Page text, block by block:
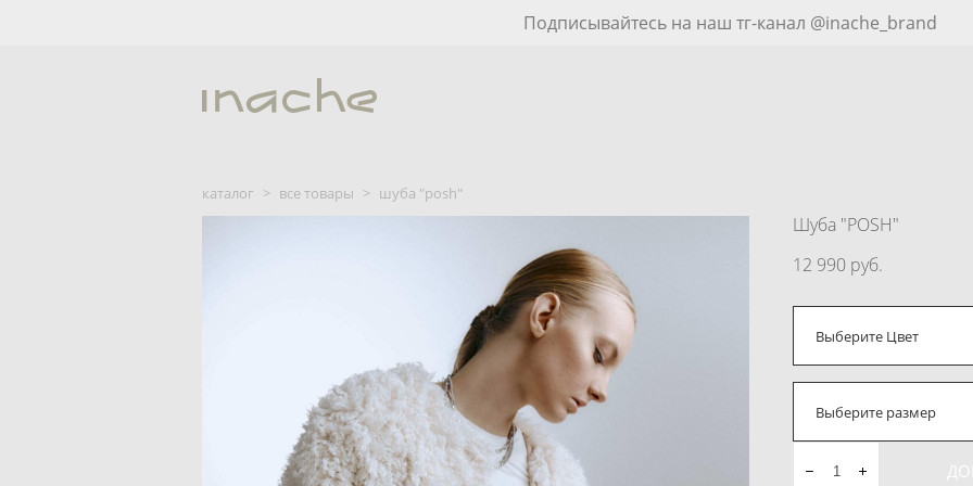
Подписывайтесь на наш тг-канал @inache_brand
каталог > все товары > шуба "posh"
Шуба "POSH"
12 990 pуб.
Выберите Цвет
Выберите размер